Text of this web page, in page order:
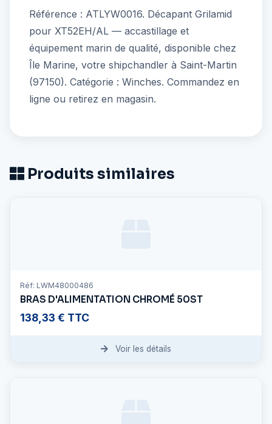
Référence : ATLYW0016. Décapant Grilamid
pour XT52EH/AL — accastillage et
équipement marin de qualité, disponible chez
Île Marine, votre shipchandler à Saint-Martin
(97150). Catégorie : Winches. Commandez en
ligne ou retirez en magasin.
Produits similaires
Réf: LWM48000486
BRAS D'ALIMENTATION CHROMÉ 50ST
138,33 € TTC
Voir les détails